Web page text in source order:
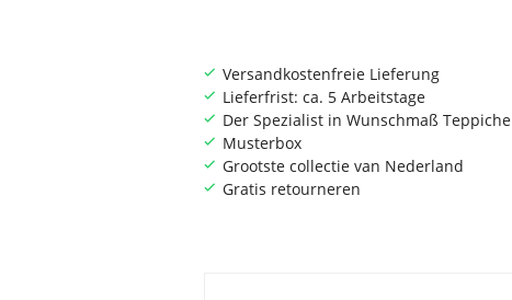
Versandkostenfreie Lieferung
Lieferfrist: ca. 5 Arbeitstage
Der Spezialist in Wunschmaß Teppiche
Musterbox
Grootste collectie van Nederland
Gratis retourneren